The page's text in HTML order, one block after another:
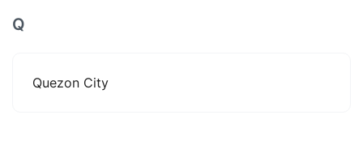
Q
Quezon City